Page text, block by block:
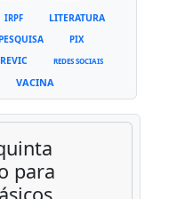
IRPF LITERATURA
PESQUISA PIX
REDES SOCIAIS
VACINA
para